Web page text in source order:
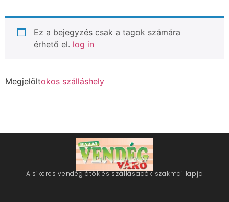
Ez a bejegyzés csak a tagok számára
érhető el. log in
Megjelöltokos szálláshely
A sikeres vendéglátók és szállásadók szakmai lapja